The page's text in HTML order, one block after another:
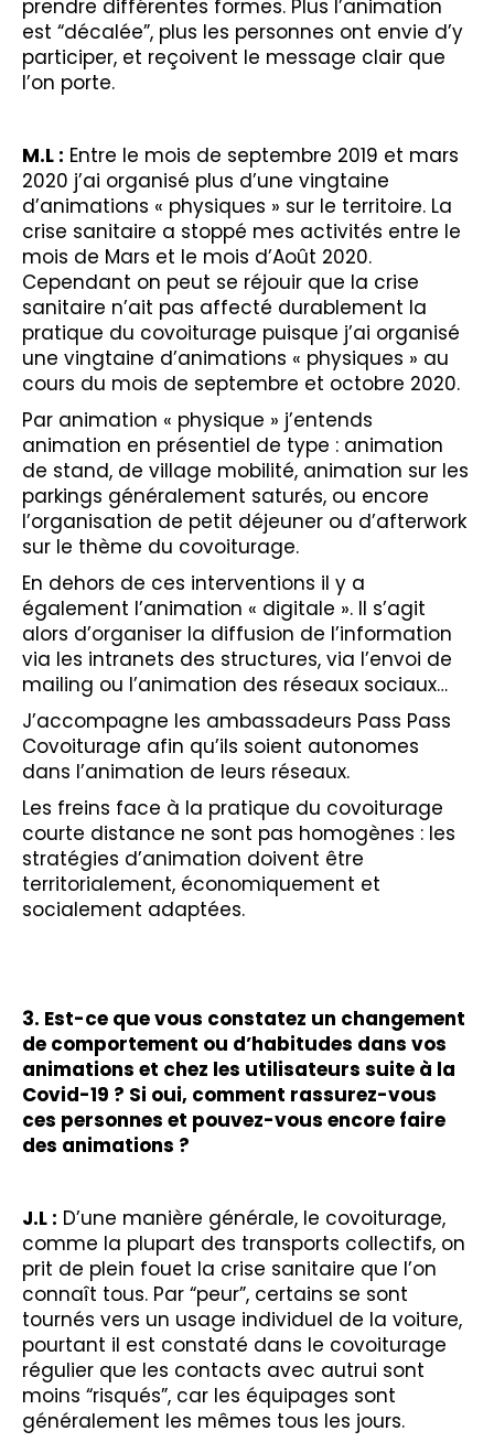
prendre différentes formes. Plus l’animation
est “décalée”, plus les personnes ont envie d’y
participer, et reçoivent le message clair que
l’on porte.
M.L : Entre le mois de septembre 2019 et mars
2020 j’ai organisé plus d’une vingtaine
d’animations « physiques » sur le territoire. La
crise sanitaire a stoppé mes activités entre le
mois de Mars et le mois d’Août 2020.
Cependant on peut se réjouir que la crise
sanitaire n’ait pas affecté durablement la
pratique du covoiturage puisque j’ai organisé
une vingtaine d’animations « physiques » au
cours du mois de septembre et octobre 2020.
Par animation « physique » j’entends
animation en présentiel de type : animation
de stand, de village mobilité, animation sur les
parkings généralement saturés, ou encore
l’organisation de petit déjeuner ou d’afterwork
sur le thème du covoiturage.
En dehors de ces interventions il y a
également l’animation « digitale ». Il s’agit
alors d’organiser la diffusion de l’information
via les intranets des structures, via l’envoi de
mailing ou l’animation des réseaux sociaux…
J’accompagne les ambassadeurs Pass Pass
Covoiturage afin qu’ils soient autonomes
dans l’animation de leurs réseaux.
Les freins face à la pratique du covoiturage
courte distance ne sont pas homogènes : les
stratégies d’animation doivent être
territorialement, économiquement et
socialement adaptées.
3. Est-ce que vous constatez un changement
de comportement ou d’habitudes dans vos
animations et chez les utilisateurs suite à la
Covid-19 ? Si oui, comment rassurez-vous
ces personnes et pouvez-vous encore faire
des animations ?
J.L : D’une manière générale, le covoiturage,
comme la plupart des transports collectifs, on
prit de plein fouet la crise sanitaire que l’on
connaît tous. Par “peur”, certains se sont
tournés vers un usage individuel de la voiture,
pourtant il est constaté dans le covoiturage
régulier que les contacts avec autrui sont
moins “risqués”, car les équipages sont
généralement les mêmes tous les jours.